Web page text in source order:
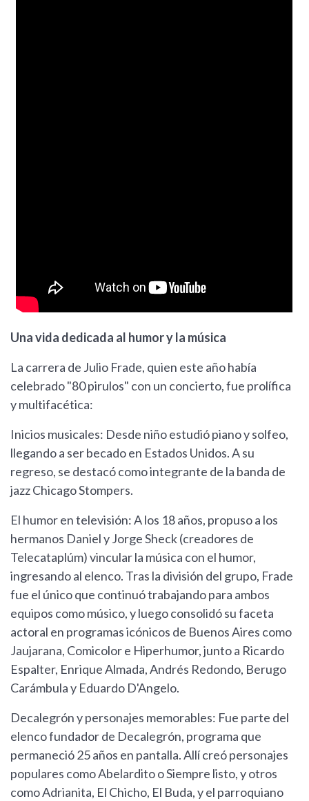
Una vida dedicada al humor y la música
La carrera de Julio Frade, quien este año había
celebrado "80 pirulos" con un concierto, fue prolífica
y multifacética:
Inicios musicales: Desde niño estudió piano y solfeo,
llegando a ser becado en Estados Unidos. A su
regreso, se destacó como integrante de la banda de
jazz Chicago Stompers.
El humor en televisión: A los 18 años, propuso a los
hermanos Daniel y Jorge Sheck (creadores de
Telecataplúm) vincular la música con el humor,
ingresando al elenco. Tras la división del grupo, Frade
fue el único que continuó trabajando para ambos
equipos como músico, y luego consolidó su faceta
actoral en programas icónicos de Buenos Aires como
Jaujarana, Comicolor e Hiperhumor, junto a Ricardo
Espalter, Enrique Almada, Andrés Redondo, Berugo
Carámbula y Eduardo D'Angelo.
Decalegrón y personajes memorables: Fue parte del
elenco fundador de Decalegrón, programa que
permaneció 25 años en pantalla. Allí creó personajes
populares como Abelardito o Siempre listo, y otros
como Adrianita, El Chicho, El Buda, y el parroquiano